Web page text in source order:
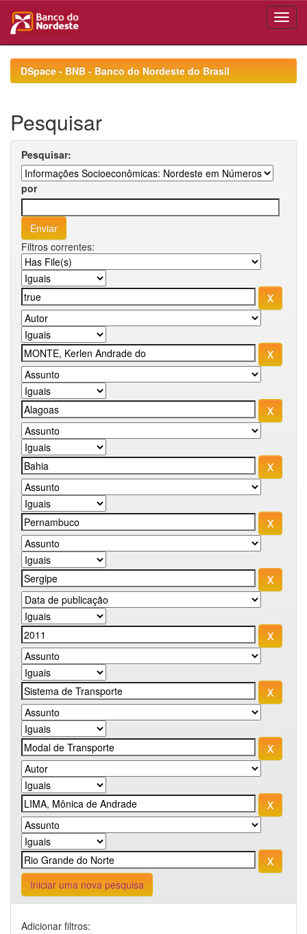
navigationDSpace - BNB - Banco do Nordeste do Brasil
Pesquisar
Pesquisar:
por
Filtros correntes:
Iniciar uma nova pesquisa
Adicionar filtros: